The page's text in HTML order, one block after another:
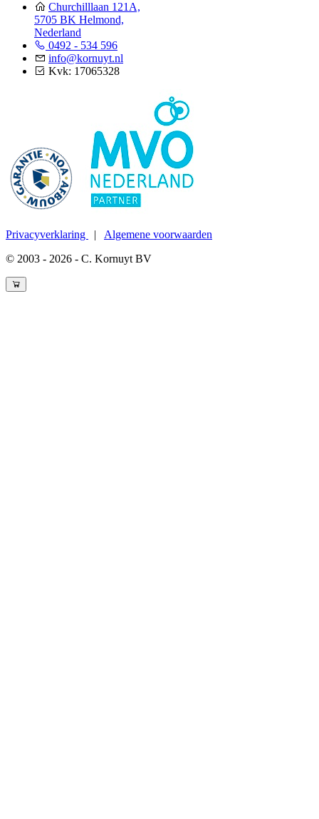
Churchilllaan 121A,
5705 BK Helmond,
Nederland
0492 - 534 596
info@kornuyt.nl
Kvk: 17065328
Privacyverklaring | Algemene voorwaarden
© 2003 - 2026 - C. Kornuyt BV